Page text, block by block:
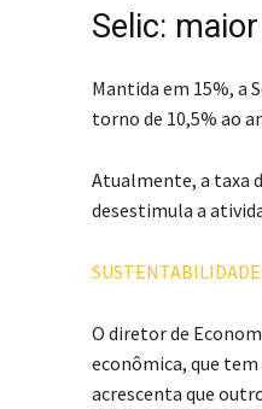
Selic:
Mantida em 15%, a
torno de 10,5% ao
Atualmente, a taxa
desestimula a
O diretor de
econômica, que
acrescenta que